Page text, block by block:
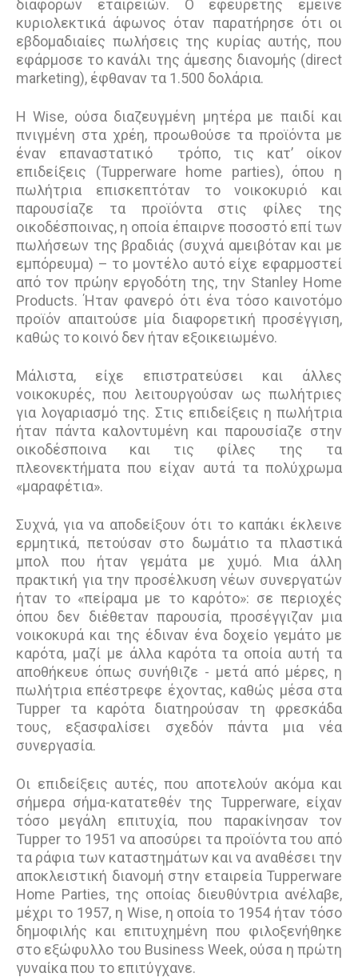
διαφόρων εταιρειών. Ο εφευρέτης έµεινε
κυριολεκτικά άφωνος όταν παρατήρησε ότι οι
εβδοµαδιαίες πωλήσεις της κυρίας αυτής, που
εφάρμοσε το κανάλι της άμεσης διανομής (direct
marketing), έφθαναν τα 1.500 δολάρια.
Η Wise, ούσα διαζευγµένη µητέρα με παιδί και
πνιγµένη στα χρέη, προωθούσε τα προϊόντα µε
έναν επαναστατικό τρόπο, τις κατ’ οίκον
επιδείξεις (Tupperware home parties), όπου η
πωλήτρια επισκεπτόταν το νοικοκυριό και
παρουσίαζε τα προϊόντα στις φίλες της
οικοδέσποινας, η οποία έπαιρνε ποσοστό επί των
πωλήσεων της βραδιάς (συχνά αμειβόταν και με
εμπόρευμα) – το μοντέλο αυτό είχε εφαρμοστεί
από τον πρώην εργοδότη της, την Stanley Home
Products. Ήταν φανερό ότι ένα τόσο καινοτόμο
προϊόν απαιτούσε μία διαφορετική προσέγγιση,
καθώς το κοινό δεν ήταν εξοικειωμένο.
Μάλιστα, είχε επιστρατεύσει και άλλες
νοικοκυρές, που λειτουργούσαν ως πωλήτριες
για λογαριασμό της. Στις επιδείξεις η πωλήτρια
ήταν πάντα καλοντυμένη και παρουσίαζε στην
οικοδέσποινα και τις φίλες της τα
πλεονεκτήματα που είχαν αυτά τα πολύχρωμα
«μαραφέτια».
Συχνά, για να αποδείξουν ότι το καπάκι έκλεινε
ερμητικά, πετούσαν στο δωμάτιο τα πλαστικά
μπολ που ήταν γεμάτα με χυμό. Μια άλλη
πρακτική για την προσέλκυση νέων συνεργατών
ήταν το «πείραμα με το καρότο»: σε περιοχές
όπου δεν διέθεταν παρουσία, προσέγγιζαν μια
νοικοκυρά και της έδιναν ένα δοχείο γεμάτο με
καρότα, μαζί με άλλα καρότα τα οποία αυτή τα
αποθήκευε όπως συνήθιζε - μετά από μέρες, η
πωλήτρια επέστρεφε έχοντας, καθώς μέσα στα
Tupper τα καρότα διατηρούσαν τη φρεσκάδα
τους, εξασφαλίσει σχεδόν πάντα μια νέα
συνεργασία.
Οι επιδείξεις αυτές, που αποτελούν ακόμα και
σήμερα σήμα-κατατεθέν της Tupperware, είχαν
τόσο µεγάλη επιτυχία, που παρακίνησαν τον
Tupper το 1951 να αποσύρει τα προϊόντα του από
τα ράφια των καταστημάτων και να αναθέσει την
αποκλειστική διανοµή στην εταιρεία Tupperware
Home Parties, της οποίας διευθύντρια ανέλαβε,
μέχρι το 1957, η Wise, η οποία το 1954 ήταν τόσο
δημοφιλής και επιτυχημένη που φιλοξενήθηκε
στο εξώφυλλο του Business Week, ούσα η πρώτη
γυναίκα που το επιτύγχανε.